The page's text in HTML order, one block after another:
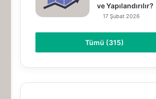
ve Yapılandırılır?
17 Şubat 2026
Tümü (315)